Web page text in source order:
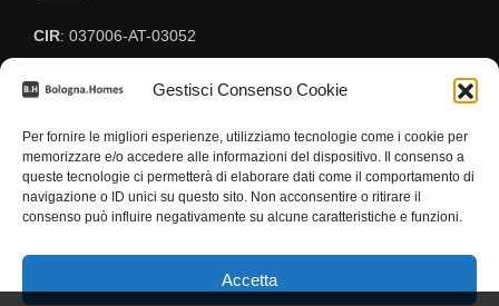
Gestisci Consenso Cookie
Per fornire le migliori esperienze, utilizziamo tecnologie come i cookie per
memorizzare e/o accedere alle informazioni del dispositivo. Il consenso a
queste tecnologie ci permetterà di elaborare dati come il comportamento di
navigazione o ID unici su questo sito. Non acconsentire o ritirare il
consenso può influire negativamente su alcune caratteristiche e funzioni.
Accetta
CIR: 037006-AT-03052
CIN: IT037006C2BF8HUEGG
Termini e Condizioni-Privacy-Cookies-DPO